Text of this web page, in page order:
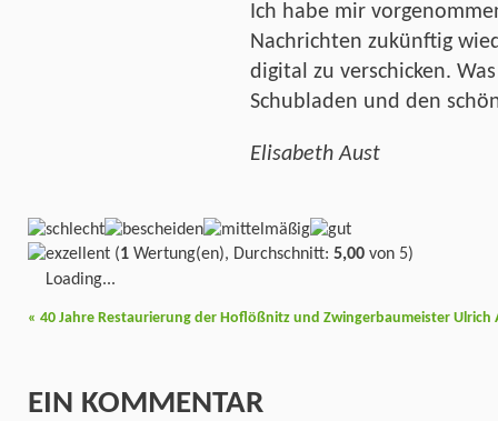
Ich habe mir
Nachrichten zukünftig
digital zu verschicken.
Schubladen und den
Elisabeth Aust
(1 Wertung(en), Durchschnitt: 5,00 von 5)
Loading...
« 40 Jahre Restaurierung der Hoflößnitz und Zwingerbaumeister Ulrich
EIN KOMMENTAR